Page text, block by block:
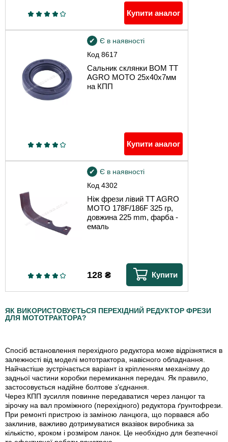
Купити аналог
Код 8617
Є в наявності
Сальник склянки ВОМ TT
AGRO MOTO 25x40x7мм
на КПП
Купити аналог
Код 4302
Є в наявності
Ніж фрези лівий TT AGRO
MOTO 178F/186F 325 гр,
довжина 225 mm, фарба -
емаль
128 ₴ Купити
ЯК ВИКОРИСТОВУЄТЬСЯ ПЕРЕХІДНИЙ РЕДУКТОР ФРЕЗИ
ДЛЯ МОТОТРАКТОРА?
Спосіб встановлення перехідного редуктора може відрізнятися в
залежності від моделі мототрактора, навісного обладнання.
Найчастіше зустрічається варіант із кріпленням механізму до
задньої частини коробки перемикання передач. Як правило,
застосовується надійне болтове з’єднання.
Через КПП зусилля повинне передаватися через ланцюг та
зірочку на вал проміжного (перехідного) редуктора ґрунтофрези.
При ремонті пристрою із заміною ланцюга, що порвався або
заклинив, важливо дотримуватися вказівок виробника за
кількістю, кроком і розміром ланок. Це необхідно для безпечної